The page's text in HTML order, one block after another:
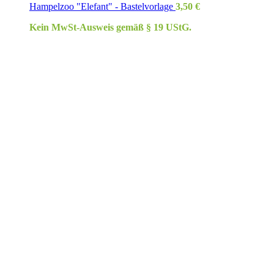
Hampelzoo "Elefant" - Bastelvorlage 3,50 €
Kein MwSt-Ausweis gemäß § 19 UStG.